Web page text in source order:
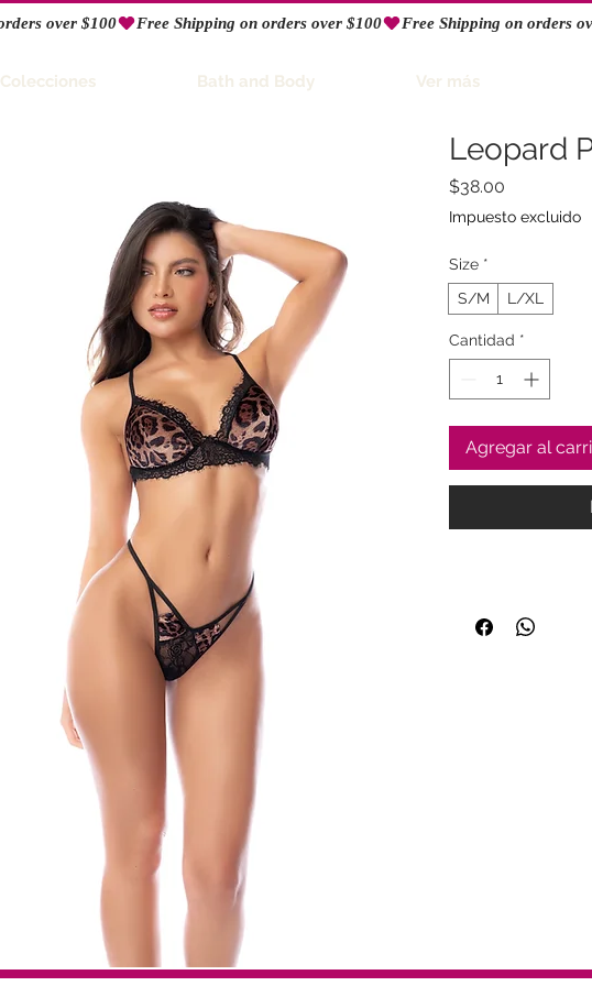
Colecciones Bath and Body Ver más
Leopard
$38.00
Impuesto excluido
Size *
S/M
L/XL
Cantidad *
Agregar al